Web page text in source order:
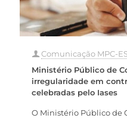
Comunicação MPC-
Ministério Público de
irregularidade em
celebradas pelo Iases
O Ministério Público de